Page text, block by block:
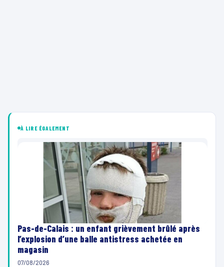
À LIRE ÉGALEMENT
Pas-de-Calais : un enfant grièvement brûlé après
l’explosion d’une balle antistress achetée en
magasin
07/08/2026